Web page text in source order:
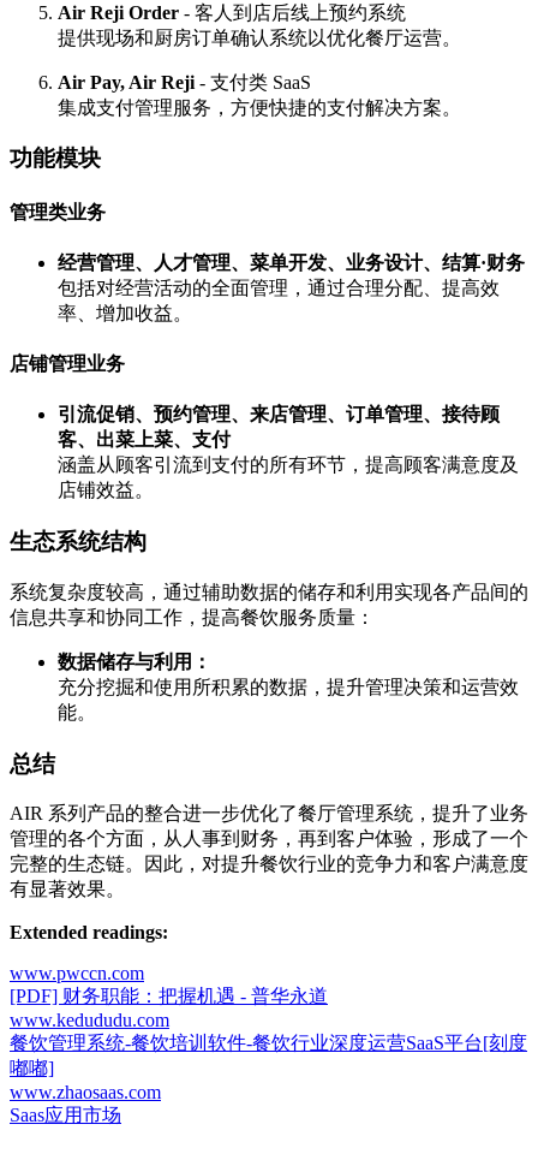
Air Reji Order - 客人到店后线上预约系统
提供现场和厨房订单确认系统以优化餐厅运营。
Air Pay, Air Reji - 支付类 SaaS
集成支付管理服务，方便快捷的支付解决方案。
功能模块
管理类业务
经营管理、人才管理、菜单开发、业务设计、结算·财务
包括对经营活动的全面管理，通过合理分配、提高效
率、增加收益。
店铺管理业务
引流促销、预约管理、来店管理、订单管理、接待顾
客、出菜上菜、支付
涵盖从顾客引流到支付的所有环节，提高顾客满意度及
店铺效益。
生态系统结构
系统复杂度较高，通过辅助数据的储存和利用实现各产品间的
信息共享和协同工作，提高餐饮服务质量：
数据储存与利用：
充分挖掘和使用所积累的数据，提升管理决策和运营效
能。
总结
AIR 系列产品的整合进一步优化了餐厅管理系统，提升了业务
管理的各个方面，从人事到财务，再到客户体验，形成了一个
完整的生态链。因此，对提升餐饮行业的竞争力和客户满意度
有显著效果。
Extended readings:
www.pwccn.com
[PDF] 财务职能：把握机遇 - 普华永道
www.kedududu.com
餐饮管理系统-餐饮培训软件-餐饮行业深度运营SaaS平台[刻度
嘟嘟]
www.zhaosaas.com
Saas应用市场